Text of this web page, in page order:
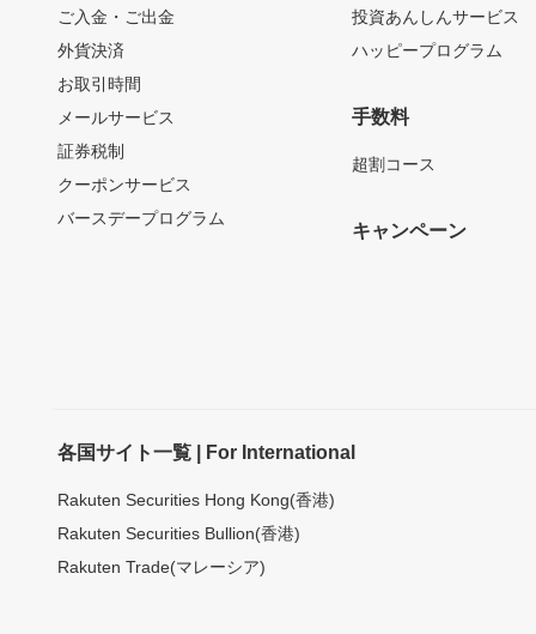
ご入金・ご出金
外貨決済
お取引時間
メールサービス
証券税制
クーポンサービス
バースデープログラム
投資あんしんサービス
ハッピープログラム
手数料
超割コース
キャンペーン
各国サイト一覧 | For International
Rakuten Securities Hong Kong(香港)
Rakuten Securities Bullion(香港)
Rakuten Trade(マレーシア)